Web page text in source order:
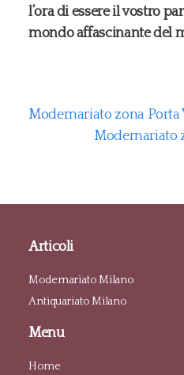
l’ora di essere il vostro
mondo affascinante del
Modernariato zona Porta
Modernariato
Articoli
Modernariato Milano
Antiquariato Milano
Menu
Home